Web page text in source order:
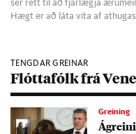
Hægt er að láta vita af
TENGDAR GREINAR
Flóttafólk frá
Greining